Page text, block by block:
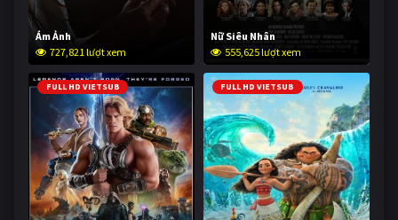
Ám Ảnh
727,821 lượt xem
Nữ Siêu Nhân
555,625 lượt xem
FULL HD VIETSUB FULL HD VIETSUB